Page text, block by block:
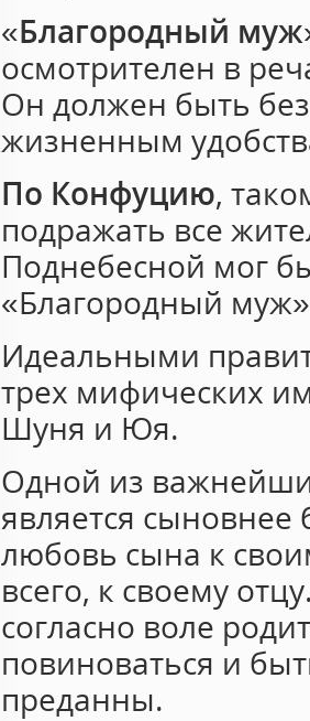
«Благородный муж
осмотрителен в
Он должен быть
жизненным
По Конфуцию,
подражать все
Поднебесной мог
«Благородный
Идеальными
трех мифических
Шуня и Юя.
Одной из
является сыновнее
любовь сына к
всего, к своему
согласно воле
повиноваться и
преданны.